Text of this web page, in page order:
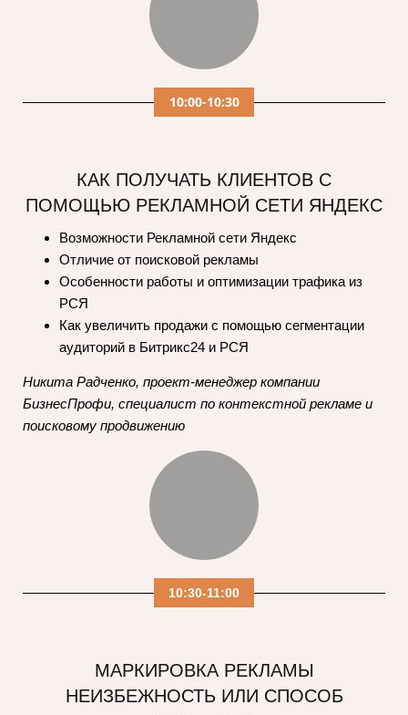
10:00-10:30
10:30-11:00
КАК ПОЛУЧАТЬ КЛИЕНТОВ С
ПОМОЩЬЮ РЕКЛАМНОЙ СЕТИ ЯНДЕКС
Возможности Рекламной сети Яндекс
Отличие от поисковой рекламы
Особенности работы и оптимизации трафика из
РСЯ
Как увеличить продажи с помощью сегментации
аудиторий в Битрикс24 и РСЯ
Никита Радченко, проект-менеджер компании
БизнесПрофи, специалист по контекстной рекламе и
поисковому продвижению
МАРКИРОВКА РЕКЛАМЫ
НЕИЗБЕЖНОСТЬ ИЛИ СПОСОБ